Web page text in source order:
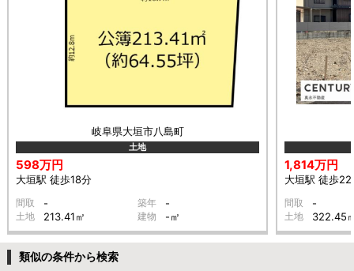
岐阜県大垣市八島町
土地
598万円
大垣駅 徒歩18分
間取 - 築年 -
土地 213.41㎡ 建物 -㎡
1,814万円
大垣駅 徒歩22
間取 -
土地 322.45
類似の条件から検索